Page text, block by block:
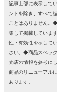
記事上部に表示して
ントを除き、すべて
ことはありません。
集して掲載していま
性・有効性を示して
さい。◆商品スペッ
売店の情報を参考に
商品のリニューアル
あります。